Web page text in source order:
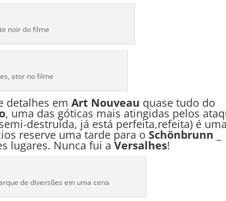
noir do filme
ator no filme
detalhes em Art Nouveau quase tudo do
, uma das góticas mais atingidas pelos
destruída, já está perfeita,refeita) é uma
reserve uma tarde para oSchönbrunn
lugares. Nunca fui aVersalhes!
de diversões em uma cena